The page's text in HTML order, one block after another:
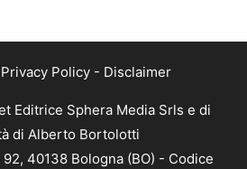
Privacy Policy- Disclaimer
Editrice Sphera Media Srls e di
di Alberto Bortolotti
40138 Bologna (BO) - Codice